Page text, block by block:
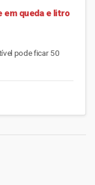
em queda e litro
pode ficar 50